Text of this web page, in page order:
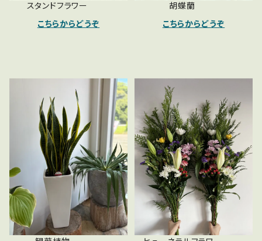
スタンドフラワー
こちらからどうぞ
胡蝶蘭
こちらからどうぞ